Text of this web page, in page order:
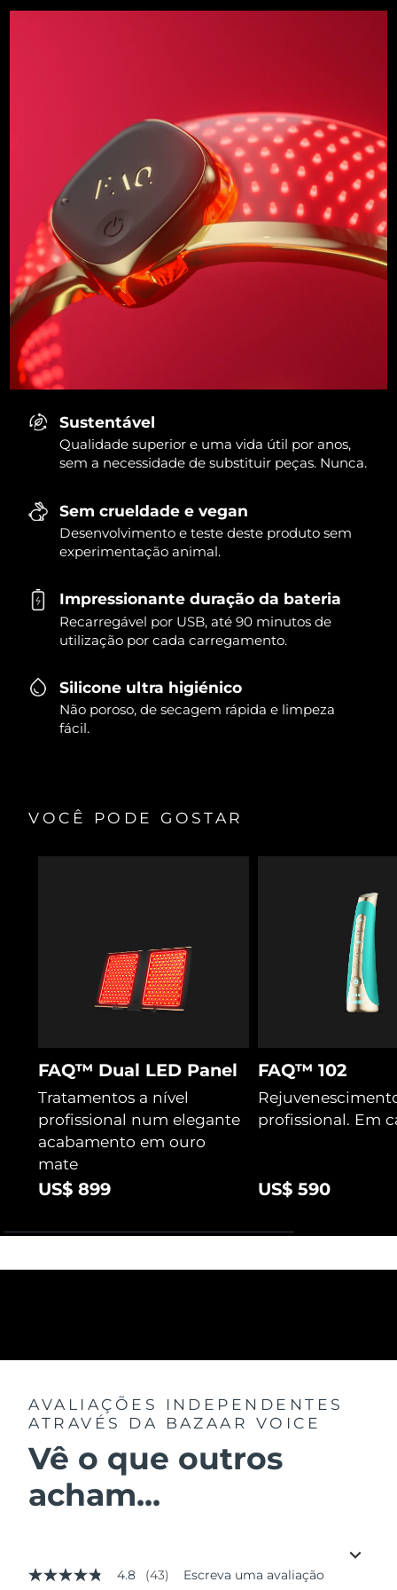
Sustentável
Qualidade superior e uma vida útil por anos,
sem a necessidade de substituir peças. Nunca.
Sem crueldade e vegan
Desenvolvimento e teste deste produto sem
experimentação animal.
Impressionante duração da bateria
Recarregável por USB, até 90 minutos de
utilização por cada carregamento.
Silicone ultra higiénico
Não poroso, de secagem rápida e limpeza
fácil.
VOCÊ PODE GOSTAR
FAQ™ Dual LED Panel
Tratamentos a nível
profissional num elegante
acabamento em ouro
mate
US$ 899
FAQ™ 102
profissional. Em
US$ 590
AVALIAÇÕES INDEPENDENTES
ATRAVÉS DA BAZAAR VOICE
Vê o que outros
acham...
4.8
4.8 (43) Escreva uma avaliação